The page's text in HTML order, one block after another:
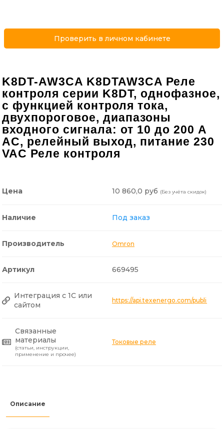
Проверить в личном кабинете
K8DT-AW3CA K8DTAW3CA Реле
контроля серии K8DT, однофазное,
с функцией контроля тока,
двухпороговое, диапазоны
входного сигнала: от 10 до 200 A
AC, релейный выход, питание 230
VAC Реле контроля
Цена 10 860,0 руб (Без учёта скидок)
Наличие Под заказ
Производитель Omron
Артикул 669495
Интеграция с 1С или
сайтом
https://api.texenergo.com/public/
Связанные
материалы
(статьи, инструкции,
применение и прочее)
Токовые реле
Описание